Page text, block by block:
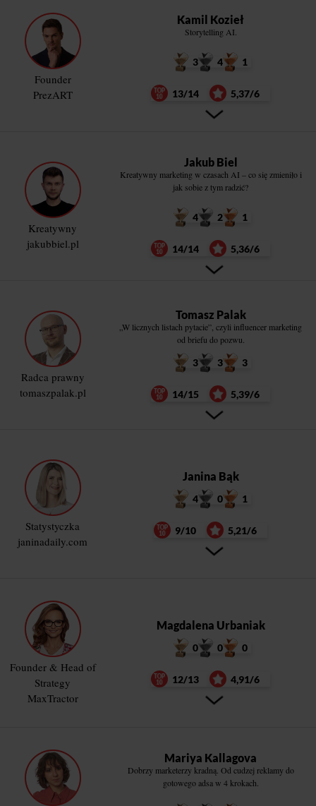
Founder
PrezART
Kamil Kozieł
Storytelling AI.
3 4 1
13/14 5,37/6
Kreatywny
jakubbiel.pl
Jakub Biel
Kreatywny marketing w czasach AI – co się zmieniło i
jak sobie z tym radzić?
4 2 1
14/14 5,36/6
Radca prawny
tomaszpalak.pl
Tomasz Palak
„W licznych listach pytacie”, czyli influencer marketing
od briefu do pozwu.
3 3 3
14/15 5,39/6
Statystyczka
janinadaily.com
Janina Bąk
4 0 1
9/10 5,21/6
Founder & Head of
Strategy
MaxTractor
Magdalena Urbaniak
0 0 0
12/13 4,91/6
Mariya Kallagova
Dobrzy marketerzy kradną. Od cudzej reklamy do
gotowego adsa w 4 krokach.